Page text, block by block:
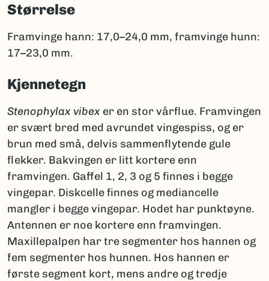
Størrelse
Framvinge hann: 17,0–24,0 mm, framvinge hunn:
17–23,0 mm.
Kjennetegn
Stenophylax vibex er en stor vårflue. Framvingen
er svært bred med avrundet vingespiss, og er
brun med små, delvis sammenflytende gule
flekker. Bakvingen er litt kortere enn
framvingen. Gaffel 1, 2, 3 og 5 finnes i begge
vingepar. Diskcelle finnes og mediancelle
mangler i begge vingepar. Hodet har punktøyne.
Antennen er noe kortere enn framvingen.
Maxillepalpen har tre segmenter hos hannen og
fem segmenter hos hunnen. Hos hannen er
første segment kort, mens andre og tredje